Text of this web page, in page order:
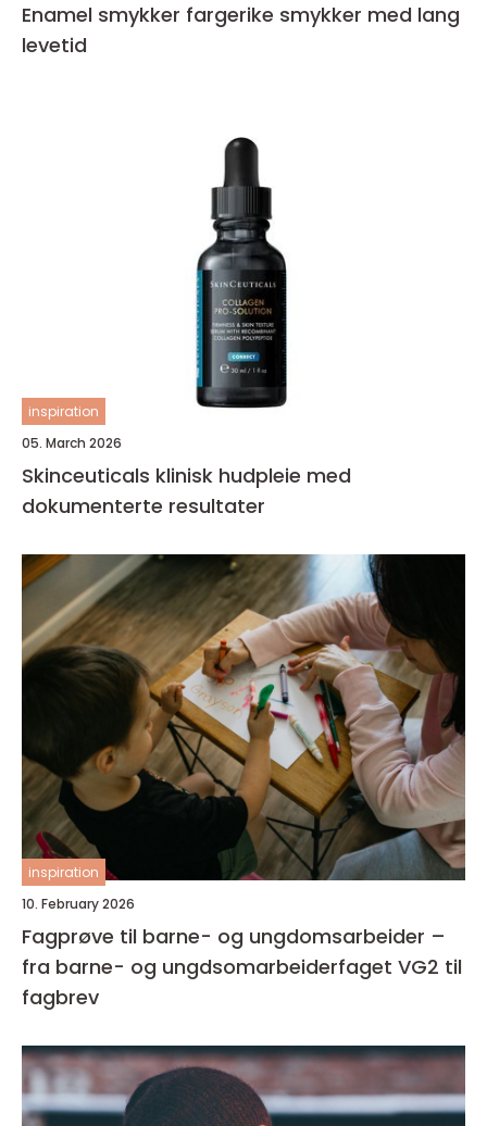
Enamel smykker fargerike smykker med lang
levetid
inspiration
05. March 2026
Skinceuticals klinisk hudpleie med
dokumenterte resultater
inspiration
10. February 2026
Fagprøve til barne- og ungdomsarbeider –
fra barne- og ungdsomarbeiderfaget VG2 til
fagbrev